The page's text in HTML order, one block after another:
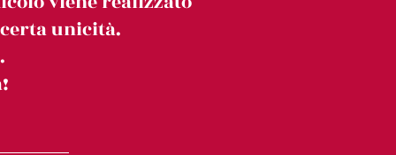
unicità.